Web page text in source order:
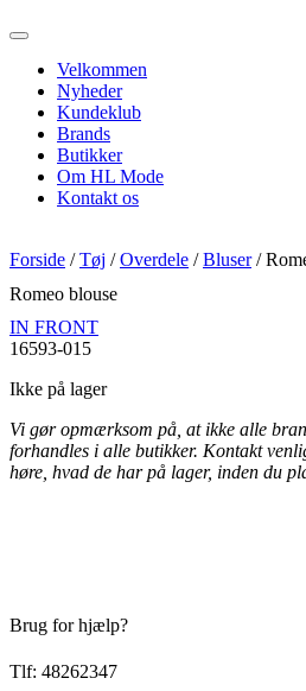
Velkommen
Nyheder
Kundeklub
Brands
Butikker
Om HL Mode
Kontakt os
Forside /Tøj /Overdele /Bluser/
Romeo blouse
IN FRONT
16593-015
Ikke på lager
Vi gør opmærksom på, at ikke alle
forhandles i alle butikker. Kontakt
høre, hvad de har på lager, inden du
Brug for hjælp?
Tlf: 48262347